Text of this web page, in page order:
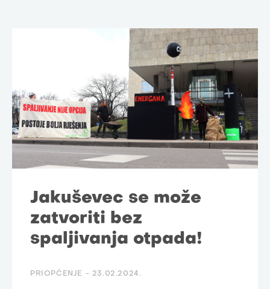
Jakuševec se može
zatvoriti bez
spaljivanja otpada!
PRIOPĆENJE - 23.02.2024.